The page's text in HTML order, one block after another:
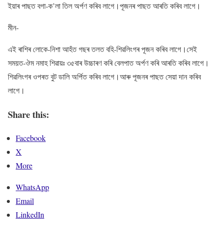
ইয়াৰ পাছত বগা-ক’লা তিল অৰ্পণ কৰিব লাগে।পূজনৰ পাছত আৰতি কৰিব লাগে।
মীন-
এই ৰাশিৰ লোকে-নিশা আহঁত গছৰ তলত বহি-শিৱলিংগৰ পূজন কৰিব লাগে।সেই
সময়ত-ঔম নমাহ শিৱায়ঃ ৩৫বাৰ উচ্চাৰণ কৰি বেলপাত অৰ্পণ কৰি আৰতি কৰিব লাগে।
শিৱলিংগৰ ওপৰত বুট ডালি অৰ্পিত কৰিব লাগে।আৰু পূজনৰ পাছত সেয়া দান কৰিব
লাগে।
Share this:
Facebook
X
More
WhatsApp
Email
LinkedIn